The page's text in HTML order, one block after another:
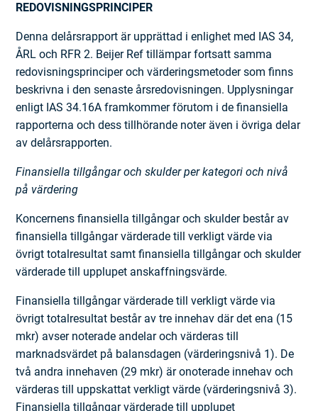
REDOVISNINGSPRINCIPER
Denna delårsrapport är upprättad i enlighet med IAS 34,
ÅRL och RFR 2. Beijer Ref tillämpar fortsatt samma
redovisningsprinciper och värderingsmetoder som finns
beskrivna i den senaste årsredovisningen. Upplysningar
enligt IAS 34.16A framkommer förutom i de finansiella
rapporterna och dess tillhörande noter även i övriga delar
av delårsrapporten.
Finansiella tillgångar och skulder per kategori och nivå
på värdering
Koncernens finansiella tillgångar och skulder består av
finansiella tillgångar värderade till verkligt värde via
övrigt totalresultat samt finansiella tillgångar och skulder
värderade till upplupet anskaffningsvärde.
Finansiella tillgångar värderade till verkligt värde via
övrigt totalresultat består av tre innehav där det ena (15
mkr) avser noterade andelar och värderas till
marknadsvärdet på balansdagen (värderingsnivå 1). De
två andra innehaven (29 mkr) är onoterade innehav och
värderas till uppskattat verkligt värde (värderingsnivå 3).
Finansiella tillgångar värderade till upplupet